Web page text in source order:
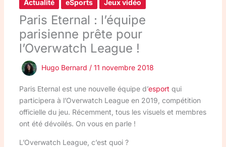
Actualité eSports Jeux vidéo
Paris Eternal : l’équipe
parisienne prête pour
l’Overwatch League !
Hugo Bernard / 11 novembre 2018
Paris Eternal est une nouvelle équipe d’esport qui
participera à l’Overwatch League en 2019, compétition
officielle du jeu. Récemment, tous les visuels et membres
ont été dévoilés. On vous en parle !
L’Overwatch League, c’est quoi ?